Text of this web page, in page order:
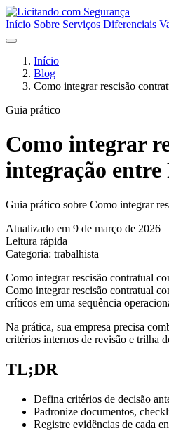
Início Sobre Serviços Diferenciais
Início
Blog
Como integrar rescisão
Guia prático
Como integrar
integração
Guia prático sobre Como integrar
Atualizado em 9 de março de 2026
Leitura rápida
Categoria: trabalhista
Como integrar rescisão contratual
Como integrar rescisão contratual
críticos em uma sequência
Na prática, sua empresa precisa
critérios internos de revisão e trilha
TL;DR
Defina critérios de decisão
Padronize documentos,
Registre evidências de cada